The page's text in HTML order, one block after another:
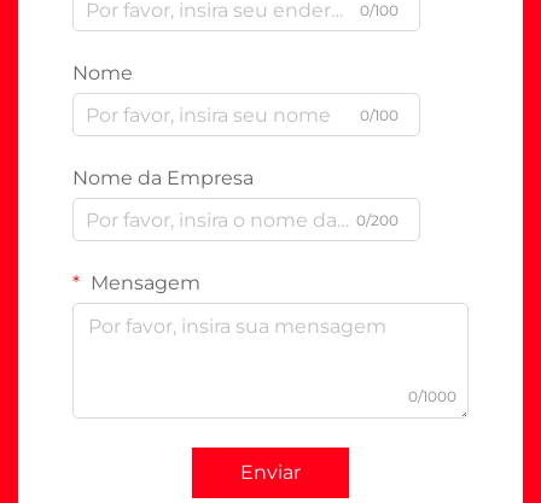
0/100
Nome
0/100
Nome da Empresa
0/200
Mensagem
0/1000
Enviar